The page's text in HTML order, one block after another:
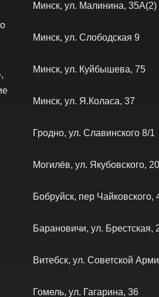
Минск, ул. Малинина, 35А(2)
Минск, ул. Слободская 9
Минск, ул. Куйбышева, 75
Минск, ул. Я.Коласа, 37
Гродно, ул. Славинского 8/1
Могилёв, ул. Якубовского,
Бобруйск, пер Чайковского,
Барановичи, ул. Брестская,
Витебск, ул. Советской
Гомель, ул. Гагарина, 36